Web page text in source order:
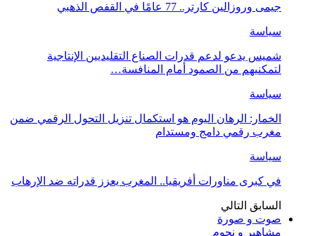
جيمى وروزالين كارتر.. 77 عامًا في القفص الذهبي
سياسة
شميس يدعو لدعم قدرات الصناع التقليديين الإنتاجية
لتمكنيهم من الصمود أمام المنافسة…
سياسة
الخمار: الرهان اليوم هو استكمال تنزيل التحول الرقمي ضمن
مغرب رقمي دامج ومستدام
سياسة
في كبرى مناورات أفريقيا.. المغرب يعزز قدراته ضد الإرهاب
السابق التالي
صوت و صورة
مشاهير و نجوم